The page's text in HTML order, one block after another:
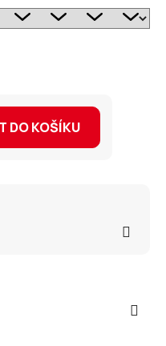
DO KOŠÍKU